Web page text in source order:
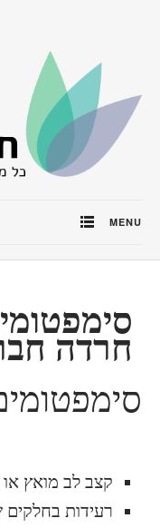
MENU
חרדה
קצב לב מואץ או
רעידות בחלקים